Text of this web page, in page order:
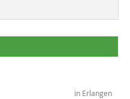
in Erlangen